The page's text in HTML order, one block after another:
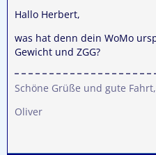
Hallo Herbert,
was hat denn dein WoMo
Gewicht und ZGG?
Schöne Grüße und gute Fahrt,
Oliver